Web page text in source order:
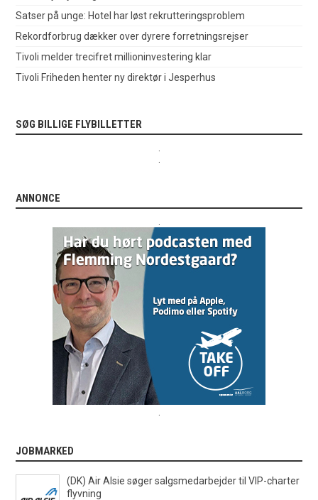
Satser på unge: Hotel har løst rekrutteringsproblem
Rekordforbrug dækker over dyrere forretningsrejser
Tivoli melder trecifret millioninvestering klar
Tivoli Friheden henter ny direktør i Jesperhus
SØG BILLIGE FLYBILLETTER
ANNONCE
JOBMARKED
(DK) Air Alsie søger salgsmedarbejder til VIP-charter
flyvning